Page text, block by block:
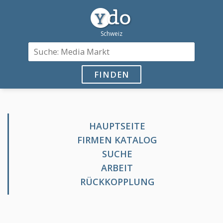
FINDEN
HAUPTSEITE
FIRMEN KATALOG
SUCHE
ARBEIT
RÜCKKOPPLUNG